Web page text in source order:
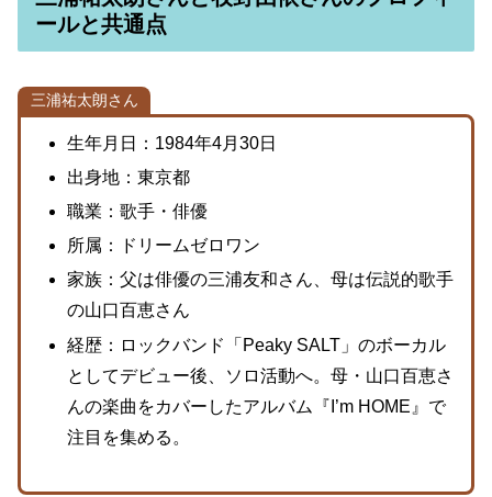
ールと共通点
三浦祐太朗さん
生年月日：1984年4月30日
出身地：東京都
職業：歌手・俳優
所属：ドリームゼロワン
家族：父は俳優の三浦友和さん、母は伝説的歌手
の山口百恵さん
経歴：ロックバンド「Peaky SALT」のボーカル
としてデビュー後、ソロ活動へ。母・山口百恵さ
んの楽曲をカバーしたアルバム『I’m HOME』で
注目を集める。